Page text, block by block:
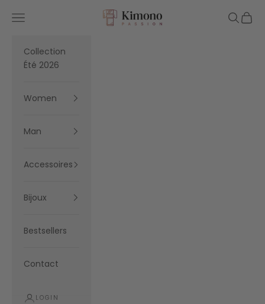
Kimono Passion
Navigation menu Search
Cart
Collection
Été 2026
Women
Man
Accessoires
Bijoux
Bestsellers
Contact
LOGIN